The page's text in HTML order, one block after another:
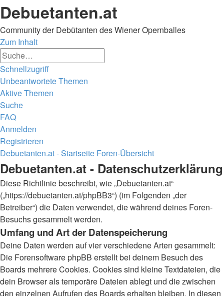
Debuetanten.at
Community der Debütanten des Wiener Opernballes
Zum Inhalt
Schnellzugriff
Unbeantwortete Themen
Aktive Themen
Suche
FAQ
Anmelden
Registrieren
Debuetanten.at - Startseite Foren-Übersicht
Suche
Debuetanten.at - Datenschutzerklärung
Diese Richtlinie beschreibt, wie „Debuetanten.at“
(„https://debuetanten.at/phpBB3“) (im Folgenden „der
Betreiber“) die Daten verwendet, die während deines Foren-
Besuchs gesammelt werden.
Umfang und Art der Datenspeicherung
Deine Daten werden auf vier verschiedene Arten gesammelt:
Die Forensoftware phpBB erstellt bei deinem Besuch des
Boards mehrere Cookies. Cookies sind kleine Textdateien, die
dein Browser als temporäre Dateien ablegt und die zwischen
den einzelnen Aufrufen des Boards erhalten bleiben. In diesen